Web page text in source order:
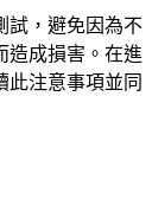
試，避免因為不
造成損害。在進
此注意事項並同